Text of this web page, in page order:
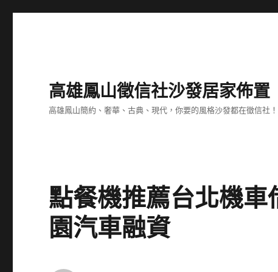
高雄鳳山徵信社沙發居家佈置
高雄鳳山簡約、奢華、古典、現代，你要的風格沙發都在徵信社
點餐機推薦台北機
園汽車融資